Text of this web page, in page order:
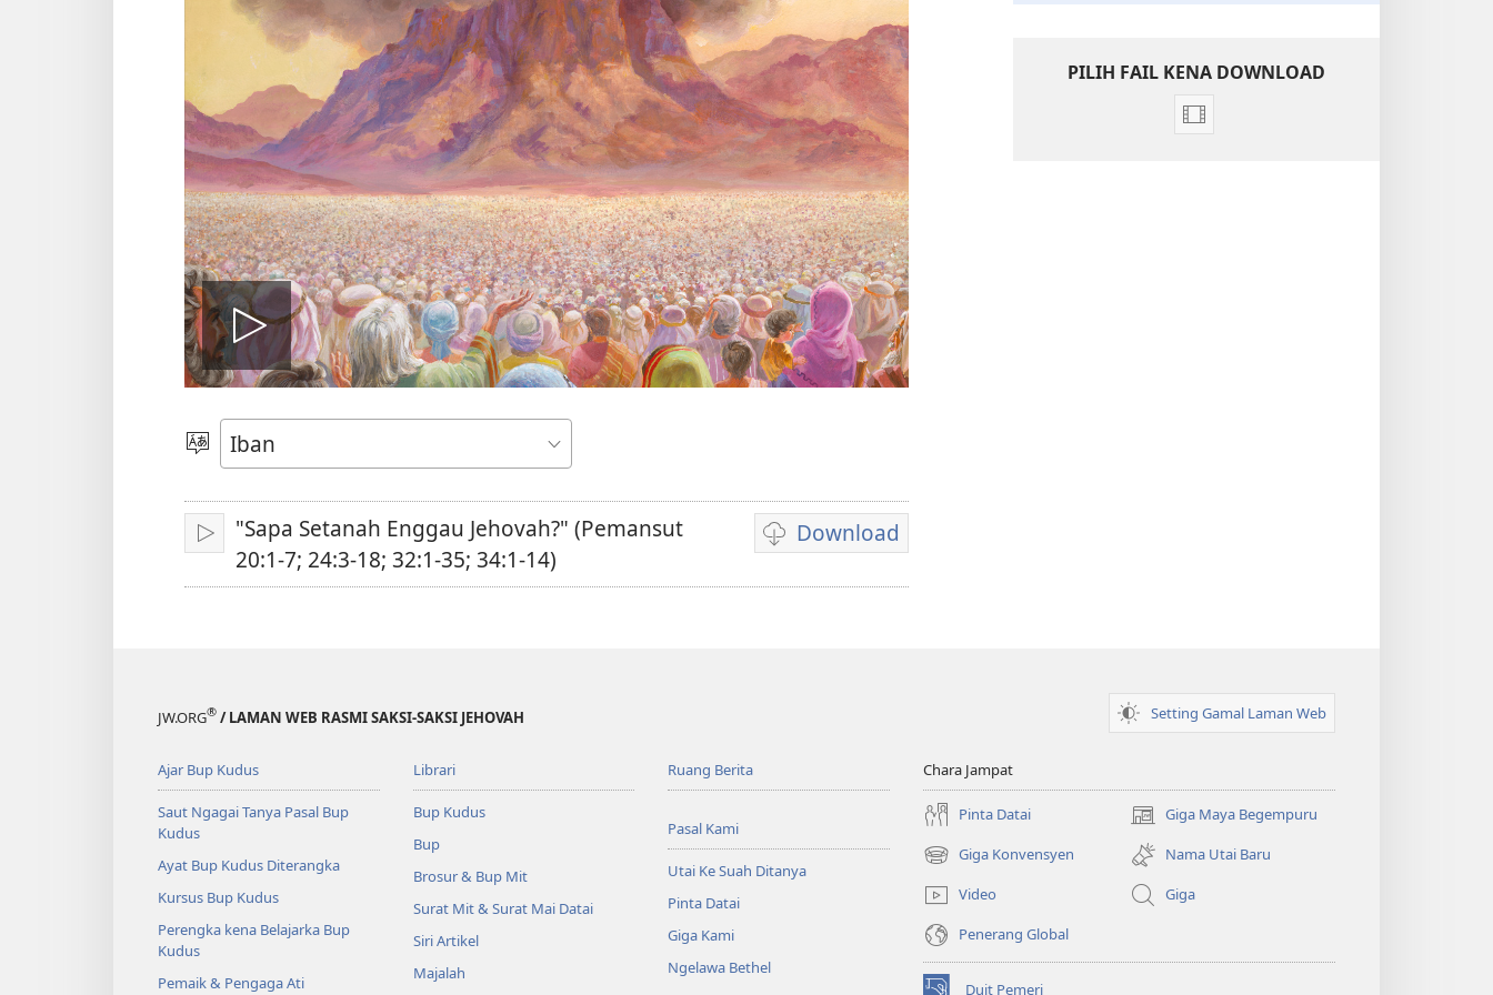
Play
video
Pilih
Jaku
Pasang
"Sapa Setanah Enggau Jehovah?" (Pemansut
20:1-7; 24:3-18; 32:1-35; 34:1-14)
Download
Pilih
chara
PILIH FAIL KENA DOWNLOAD
Pilih
JW.ORG® / LAMAN WEB RASMI SAKSI-SAKSI JEHOVAH Setting Gamal Laman Web
Ajar Bup Kudus
Saut Ngagai Tanya Pasal Bup
Kudus
Ayat Bup Kudus Diterangka
Kursus Bup Kudus
Perengka kena Belajarka Bup
Kudus
Pemaik & Pengaga Ati
Librari
Bup Kudus
Bup
Brosur & Bup Mit
Surat Mit & Surat Mai Datai
Siri Artikel
Majalah
Ruang Berita
Pasal Kami
Utai Ke Suah Ditanya
Pinta Datai
Giga Kami
Ngelawa Bethel
Chara Jampat
Pinta Datai Giga Maya Begempuru
(opens
new
window)
Giga Konvensyen
(opens
new
window)
Nama Utai Baru
Video
Giga
Penerang Global
Duit Pemeri